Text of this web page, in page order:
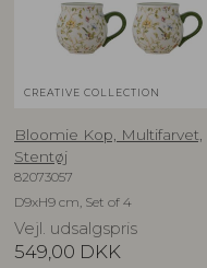
CREATIVE COLLECTION
Bloomie Kop, Multifarvet,
Stentøj
82073057
D9xH9 cm, Set of 4
Vejl. udsalgspris
549,00 DKK